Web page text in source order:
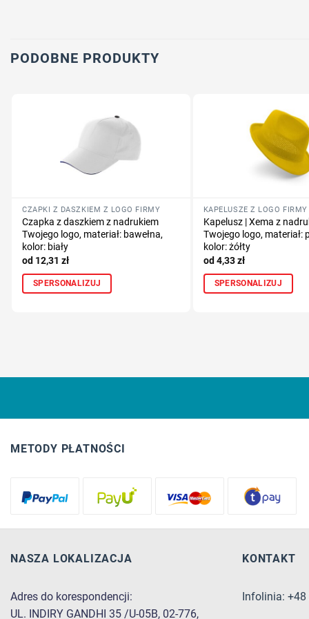
PODOBNE PRODUKTY
CZAPKI Z DASZKIEM Z LOGO FIRMY
Czapka z daszkiem z nadrukiem
Twojego logo, materiał: bawełna,
kolor: biały
12,31 zł
SPERSONALIZUJ
KAPELUSZE Z LOGO FIRMY
Kapelusz | Xema z
Twojego logo, materiał:
kolor: żółty
4,33zł
SPERSONALIZUJ
METODY PŁATNOŚCI
NASZA LOKALIZACJA
Adres do korespondencji:
UL. INDIRY GANDHI 35 /U-05B, 02-776,
KONTAKT
Infolinia: